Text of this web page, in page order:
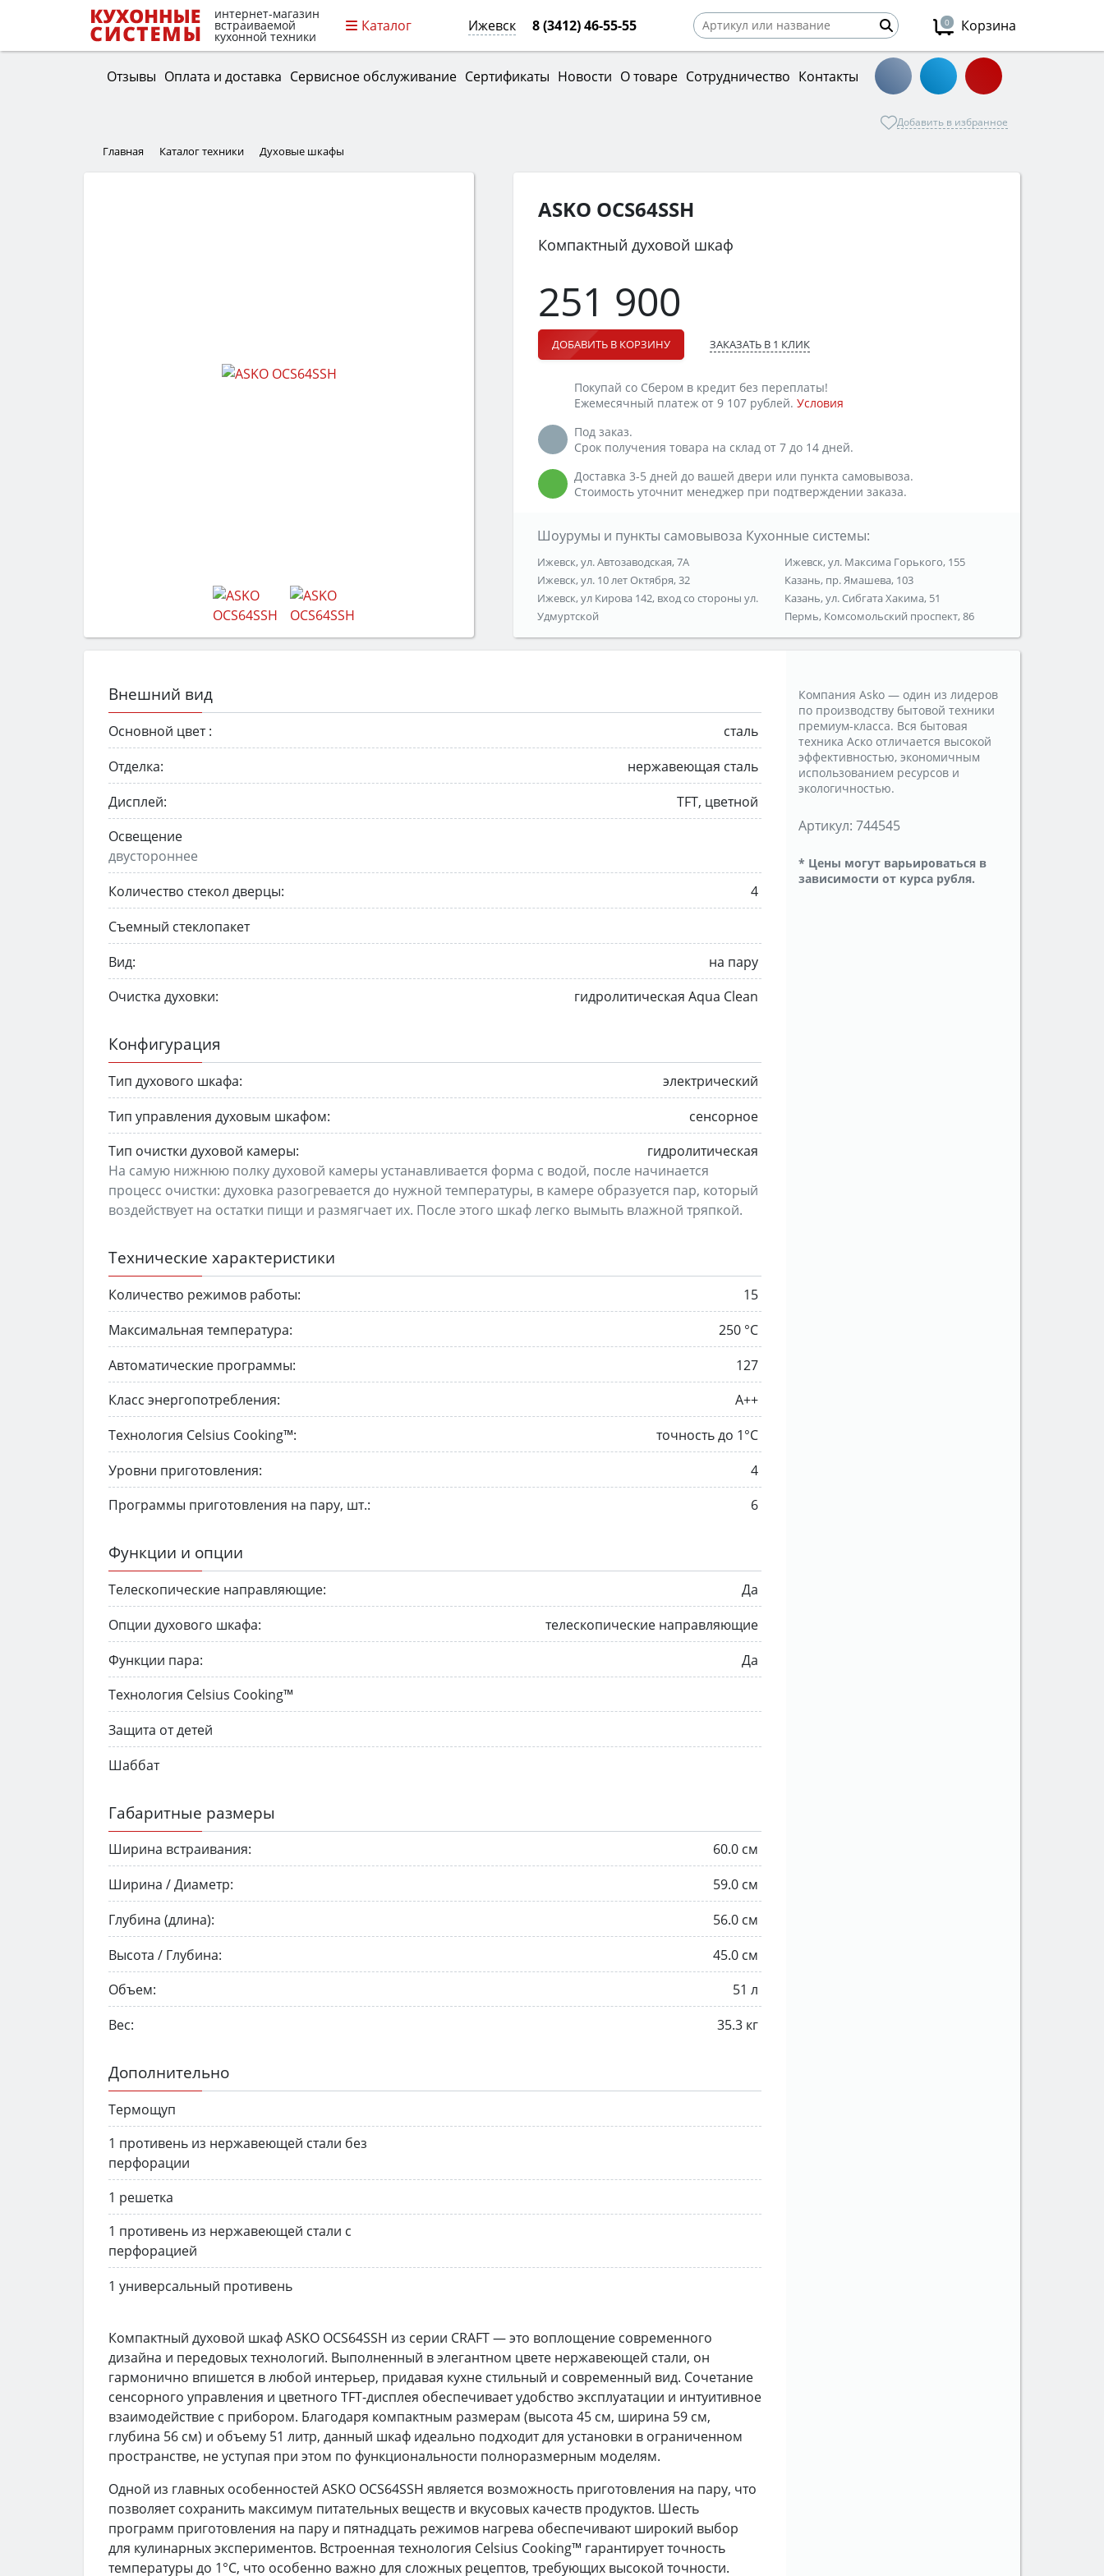
интернет-магазин
встраиваемой
кухонной техники
Каталог Ижевск 8 (3412) 46-55-55 0 Корзина
Отзывы Оплата и доставка Сервисное обслуживание Сертификаты Новости О товаре Сотрудничество Контакты
Добавить в избранное
Главная Каталог техники Духовые шкафы
ASKO OCS64SSH
Компактный духовой шкаф
251 900
ДОБАВИТЬ В КОРЗИНУ ЗАКАЗАТЬ В 1 КЛИК
Покупай со Сбером в кредит без переплаты!
Ежемесячный платеж от 9 107 рублей. Условия
Под заказ.
Срок получения товара на склад от 7 до 14 дней.
Доставка 3-5 дней до вашей двери или пункта самовывоза.
Стоимость уточнит менеджер при подтверждении заказа.
Шоурумы и пункты самовывоза Кухонные системы:
Ижевск, ул. Автозаводская, 7А
Ижевск, ул. 10 лет Октября, 32
Ижевск, ул Кирова 142, вход со стороны ул.
Удмуртской
Ижевск, ул. Максима Горького, 155
Казань, пр. Ямашева, 103
Казань, ул. Сибгата Хакима, 51
Пермь, Комсомольский проспект, 86
Внешний вид
Основной цвет :
сталь
Отделка:
нержавеющая сталь
Дисплей:
TFT, цветной
Освещение
двустороннее
Количество стекол дверцы:
4
Съемный стеклопакет
Вид:
на пару
Очистка духовки:
гидролитическая Aqua Clean
Конфигурация
Тип духового шкафа:
электрический
Тип управления духовым шкафом:
сенсорное
Тип очистки духовой камеры:
гидролитическая
На самую нижнюю полку духовой камеры устанавливается форма с водой, после начинается
процесс очистки: духовка разогревается до нужной температуры, в камере образуется пар, который
воздействует на остатки пищи и размягчает их. После этого шкаф легко вымыть влажной тряпкой.
Технические характеристики
Количество режимов работы:
15
Максимальная температура:
250 °C
Автоматические программы:
127
Класс энергопотребления:
A++
Технология Celsius Cooking™:
точность до 1°С
Уровни приготовления:
4
Программы приготовления на пару, шт.:
6
Функции и опции
Телескопические направляющие:
Да
Опции духового шкафа:
телескопические направляющие
Функции пара:
Да
Технология Celsius Cooking™
Защита от детей
Шаббат
Габаритные размеры
Ширина встраивания:
60.0 см
Ширина / Диаметр:
59.0 см
Глубина (длина):
56.0 см
Высота / Глубина:
45.0 см
Объем:
51 л
Вес:
35.3 кг
Дополнительно
Термощуп
1 противень из нержавеющей стали без
перфорации
1 решетка
1 противень из нержавеющей стали с
перфорацией
1 универсальный противень
Компактный духовой шкаф ASKO OCS64SSH из серии CRAFT — это воплощение современного
дизайна и передовых технологий. Выполненный в элегантном цвете нержавеющей стали, он
гармонично впишется в любой интерьер, придавая кухне стильный и современный вид. Сочетание
сенсорного управления и цветного TFT-дисплея обеспечивает удобство эксплуатации и интуитивное
взаимодействие с прибором. Благодаря компактным размерам (высота 45 см, ширина 59 см,
глубина 56 см) и объему 51 литр, данный шкаф идеально подходит для установки в ограниченном
пространстве, не уступая при этом по функциональности полноразмерным моделям.
Одной из главных особенностей ASKO OCS64SSH является возможность приготовления на пару, что
позволяет сохранить максимум питательных веществ и вкусовых качеств продуктов. Шесть
программ приготовления на пару и пятнадцать режимов нагрева обеспечивают широкий выбор
для кулинарных экспериментов. Встроенная технология Celsius Cooking™ гарантирует точность
температуры до 1°С, что особенно важно для сложных рецептов, требующих высокой точности.
Компания Asko — один из лидеров
по производству бытовой техники
премиум-класса. Вся бытовая
техника Аско отличается высокой
эффективностью, экономичным
использованием ресурсов и
экологичностью.
Артикул: 744545
* Цены могут варьироваться в
зависимости от курса рубля.